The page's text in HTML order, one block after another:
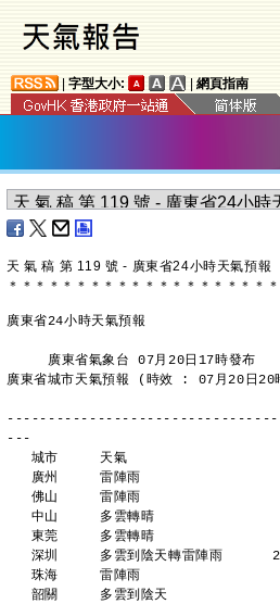
字型大小: 網頁指南
天 氣 稿 第 119 號 - 廣東省24小時天氣預報
＊ ＊ ＊ ＊ ＊ ＊ ＊ ＊ ＊ ＊ ＊ ＊ ＊ ＊ ＊ ＊ ＊ ＊ ＊ ＊
廣東省24小時天氣預報
     廣東省氣象台 07月20日17時發布
廣東省城市天氣預報 (時效 : 07月20日20
---
城市     天氣
廣州     雷陣雨
佛山     雷陣雨
中山     多雲轉晴
東莞     多雲轉晴
深圳     多雲到陰天轉雷陣雨
珠海     雷陣雨
韶關     多雲到陰天